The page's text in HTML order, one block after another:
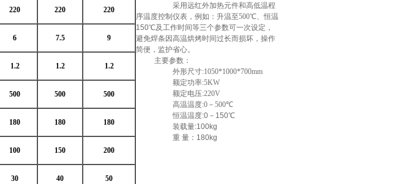
220 220 220
6 7.5 9
1.2 1.2 1.2
500 500 500
180 180 180
100 150 200
30 40 50
采用远红外加热元件和高低温程
序温度控制仪表，例如：升温至500℃、恒温
150℃及工作时间等三个参数可一次设定，
避免焊条因高温烘烤时间过长而损坏，操作
简便，监护省心。
主要参数：
外形尺寸:1050*1000*700mm
额定功率:5KW
额定电压:220V
高温温度:0 － 500℃
恒温温度:0－150℃
装载量:100kg
重 量：180kg